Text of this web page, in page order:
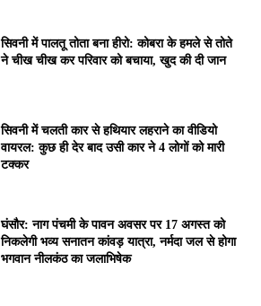
सिवनी में पालतू तोता बना हीरो: कोबरा के हमले से तोते
ने चीख चीख कर परिवार को बचाया, खुद की दी जान
सिवनी में चलती कार से हथियार लहराने का वीडियो
वायरल: कुछ ही देर बाद उसी कार ने 4 लोगों को मारी
टक्कर
घंसौर: नाग पंचमी के पावन अवसर पर 17 अगस्त को
निकलेगी भव्य सनातन कांवड़ यात्रा, नर्मदा जल से होगा
भगवान नीलकंठ का जलाभिषेक